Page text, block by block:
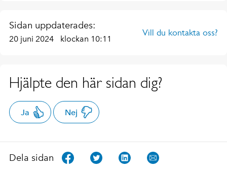
Sidan uppdaterades:
20 juni 2024 klockan 10:11
Vill du kontakta oss?
Hjälpte den här sidan dig?
Ja Nej
Dela sidan